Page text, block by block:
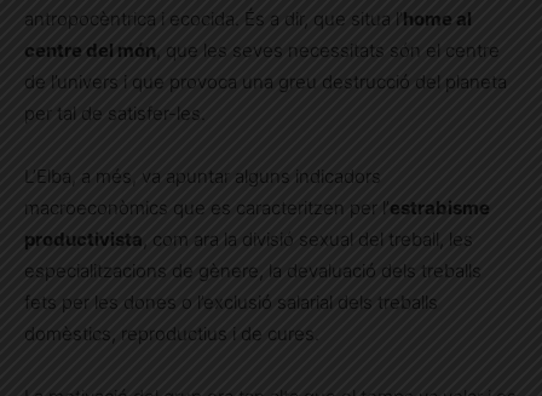
antropocèntrica i ecocida. És a dir, que situa l’home al
centre del món, que les seves necessitats són el centre
de l’univers i que provoca una greu destrucció del planeta
per tal de satisfer-les.
L’Elba, a més, va apuntar alguns indicadors
macroeconòmics que es caracteritzen per l’estrabisme
productivista , com ara la divisió sexual del treball, les
especialitzacions de gènere, la devaluació dels treballs
fets per les dones o l’exclusió salarial dels treballs
domèstics, reproductius i de cures.